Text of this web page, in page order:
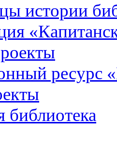
истории
ресурс
библиотека